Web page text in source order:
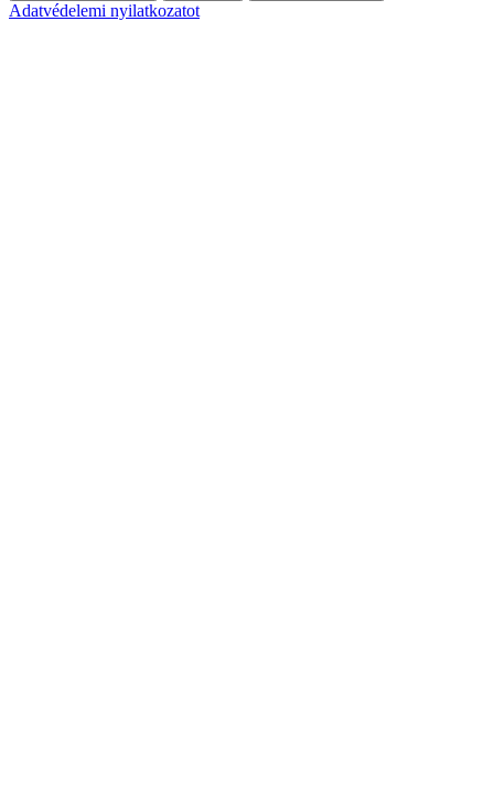
Adatvédelemi nyilatkozatot